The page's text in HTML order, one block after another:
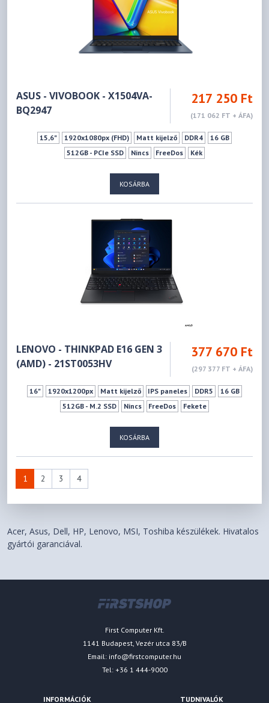
ASUS - VIVOBOOK - X1504VA-
BQ2947
217 250 Ft
(171 062 FT + ÁFA)
15,6" 1920x1080px (FHD) Matt kijelző DDR4
16 GB
512GB - PCIe SSD
Nincs FreeDos Kék
KOSÁRBA
LENOVO - THINKPAD E16 GEN 3
(AMD) - 21ST0053HV
377 670 Ft
(297 377 FT + ÁFA)
16" 1920x1200px Matt kijelző IPS paneles DDR5
16 GB
512GB - M.2 SSD
Nincs FreeDos Fekete
KOSÁRBA
1 2 3 4
Acer, Asus, Dell, HP, Lenovo, MSI, Toshiba készülékek. Hivatalos
gyártói garanciával.
First Computer Kft.
1141 Budapest, Vezér utca 83/B
Email: info@firstcomputer.hu
Tel: +36 1 444-9000
INFORMÁCIÓK TUDNIVALÓK